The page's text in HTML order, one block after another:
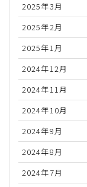
2025年3月
2025年2月
2025年1月
2024年12月
2024年11月
2024年10月
2024年9月
2024年8月
2024年7月